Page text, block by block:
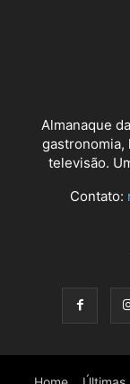
Almanaque
gastronomia,
televisão.
Contato: